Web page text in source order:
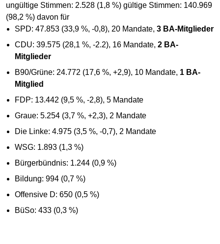
ungültige Stimmen: 2.528 (1,8 %) gültige Stimmen: 140.969
(98,2 %) davon für
SPD: 47.853 (33,9 %, -0,8), 20 Mandate, 3 BA-Mitglieder
CDU: 39.575 (28,1 %, -2.2), 16 Mandate, 2 BA-
Mitglieder
B90/Grüne: 24.772 (17,6 %, +2,9), 10 Mandate, 1 BA-
Mitglied
FDP: 13.442 (9,5 %, -2,8), 5 Mandate
Graue: 5.254 (3,7 %, +2,3), 2 Mandate
Die Linke: 4.975 (3,5 %, -0,7), 2 Mandate
WSG: 1.893 (1,3 %)
Bürgerbündnis: 1.244 (0,9 %)
Bildung: 994 (0,7 %)
Offensive D: 650 (0,5 %)
BüSo: 433 (0,3 %)